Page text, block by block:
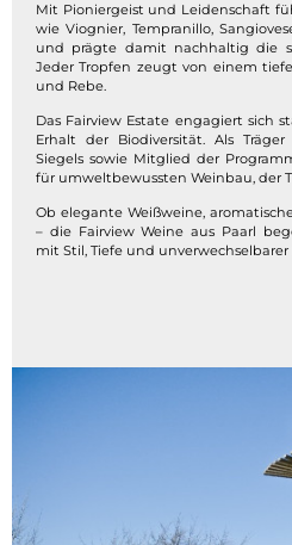
Mit Pioniergeist und Leidenschaft
wie Viognier, Tempranillo,
und prägte damit nachhaltig die
Jeder Tropfen zeugt von einem
und Rebe.
Das Fairview Estate engagiert sich
Erhalt der Biodiversität. Als
Siegels sowie Mitglied der
für umweltbewussten Weinbau, der
Ob elegante Weißweine,
– die Fairview Weine aus Paarl
mit Stil, Tiefe und